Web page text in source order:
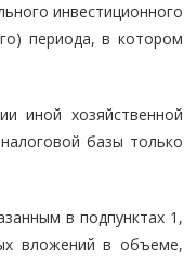
инвестиционного
периода, в котором
иной хозяйственной
базы только
в подпунктах 1,
вложений в объеме,